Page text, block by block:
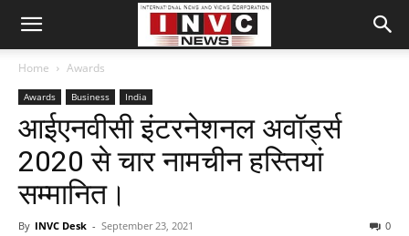
Home Awards
Awards Business India
आईएनवीसी इंटरनेशनल अवॉर्ड्स
2020 से चार नामचीन हस्तियां
सम्मानित।
By INVC Desk - September 23, 2021 0